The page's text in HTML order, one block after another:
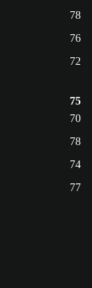
78
76
72
75
70
78
74
77